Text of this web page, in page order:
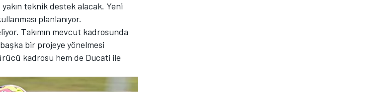
yakın teknik destek alacak. Yeni
planlanıyor.
Takımın mevcut kadrosunda
başka bir projeye yönelmesi
kadrosu hem de Ducati ile